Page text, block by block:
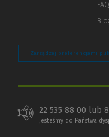
FAQ
Zarządzaj preferencjami
22 535 88 00 lub
Jesteśmy do Państwa